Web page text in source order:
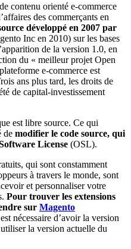
contenu orienté e-commerce
des commerçants en
développé en 2007 par
Inc en 2010) sur les bases
de la version 1.0, en
du « meilleur projet Open
e-commerce est
ans plus tard, les droits de
de capital-investissement
est libre source. Ce qui
de modifier le code source, qui
License (OSL).
qui sont constamment
à travers le monde, sont
et personnaliser votre
Pour trouver les extensions
sur Magento
nécessaire d’avoir la version
la version actuelle du